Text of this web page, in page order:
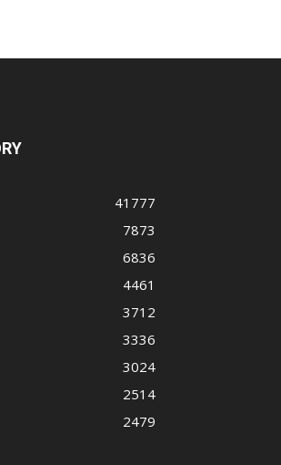
41777
7873
6836
4461
3712
3336
3024
2514
2479